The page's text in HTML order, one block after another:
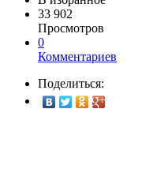
33 902
Просмотров
0
Комментариев
Поделиться: